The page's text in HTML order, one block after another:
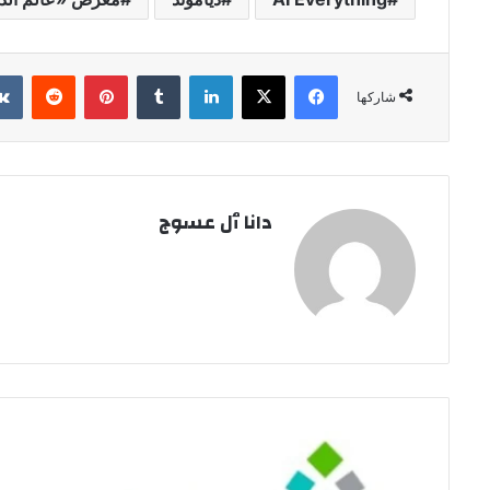
شاركها
فيسبوك ‫X لينكدإن بينتيريست
دانا ٱل عسوج